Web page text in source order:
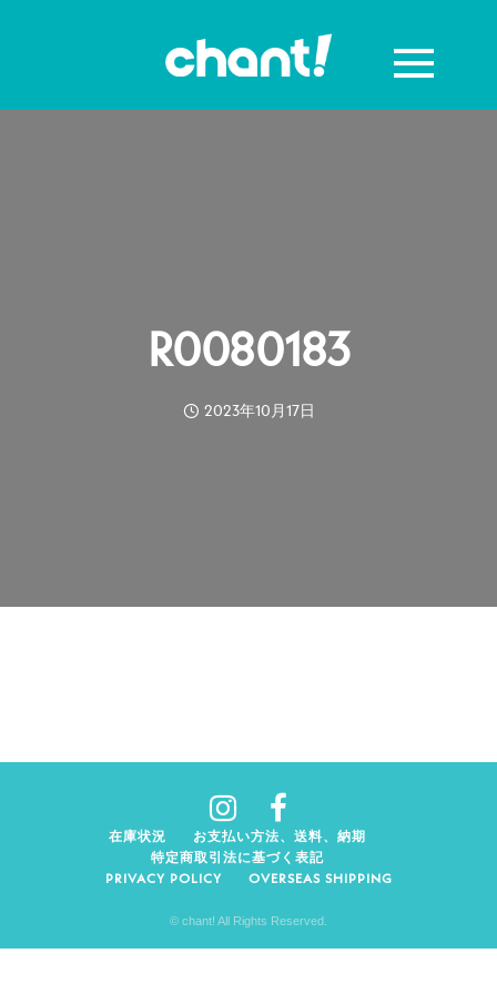
R0080183
2023年10月17日
在庫状況
お支払い方法、送料、納期
特定商取引法に基づく表記
PRIVACY POLICY
OVERSEAS SHIPPING
© chant! All Rights Reserved.